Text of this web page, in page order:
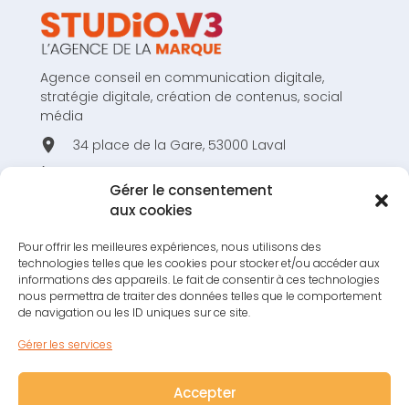
Gérer le consentement
aux cookies
Pour offrir les meilleures expériences, nous utilisons des
technologies telles que les cookies pour stocker et/ou accéder aux
informations des appareils. Le fait de consentir à ces technologies
nous permettra de traiter des données telles que le comportement
de navigation ou les ID uniques sur ce site.
Gérer les services
Accepter
Agence conseil en communication digitale,
stratégie digitale, création de contenus, social
média
34 place de la Gare, 53000 Laval
hello@studiov3.fr
RESTONS EN CONTACT !